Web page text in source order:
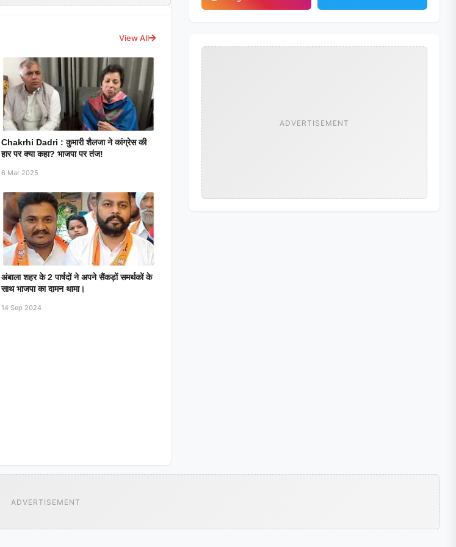
View All
Chakrhi Dadri : कुमारी शैलजा ने कांग्रेस की
हार पर क्या कहा? भाजपा पर तंज!
6 Mar 2025
अंबाला शहर के 2 पार्षदों ने अपने सैंकड़ों समर्थकों के
साथ भाजपा का दामन थामा।
14 Sep 2024
ADVERTISEMENT
ADVERTISEMENT